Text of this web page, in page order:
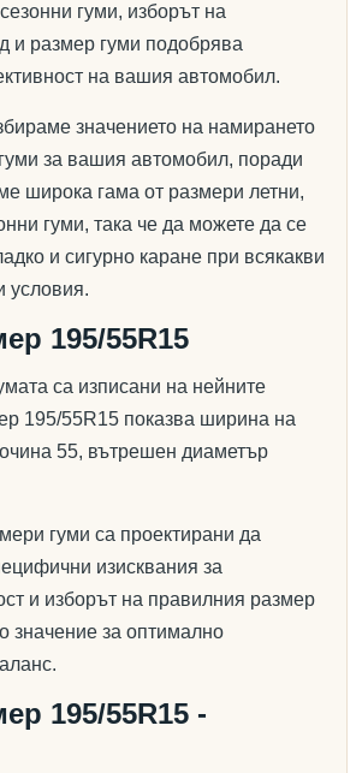
гуми, изборът на
и размер гуми подобрява
на вашия автомобил.
значението на намирането
за вашия автомобил, поради
широка гама от размери летни,
гуми, така че да можете да се
и сигурно каране при всякакви
условия.
195/55R15
са изписани на нейните
195/55R15 показва ширина на
55, вътрешен диаметър
гуми са проектирани да
изисквания за
и изборът на правилния размер
значение за оптимално
195/55R15 -